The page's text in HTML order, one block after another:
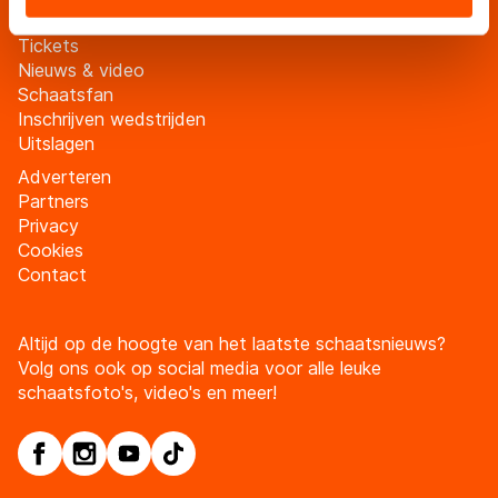
landen buiten de EU, zoals de VS, waar mogelijk geen
adequaat beschermingsniveau geldt volgens de GDPR.
Door op ‘Toestaan’ te klikken, stemt u in met deze
overdracht. Meer informatie vindt u in ons
Tickets
Nieuws & video
Schaatsfan
Inschrijven wedstrijden
Uitslagen
Adverteren
Partners
Privacy
Cookies
Contact
Altijd op de hoogte van het laatste schaatsnieuws?
Volg ons ook op social media voor alle leuke
schaatsfoto's, video's en meer!